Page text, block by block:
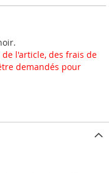
l'article, des frais de
demandés pour